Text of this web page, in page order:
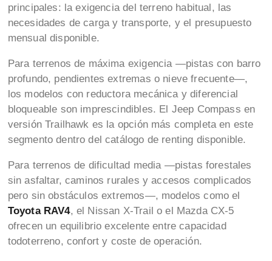
principales: la exigencia del terreno habitual, las
necesidades de carga y transporte, y el presupuesto
mensual disponible.
Para terrenos de máxima exigencia —pistas con barro
profundo, pendientes extremas o nieve frecuente—,
los modelos con reductora mecánica y diferencial
bloqueable son imprescindibles. El Jeep Compass en
versión Trailhawk es la opción más completa en este
segmento dentro del catálogo de renting disponible.
Para terrenos de dificultad media —pistas forestales
sin asfaltar, caminos rurales y accesos complicados
pero sin obstáculos extremos—, modelos como el
Toyota RAV4, el Nissan X-Trail o el Mazda CX-5
ofrecen un equilibrio excelente entre capacidad
todoterreno, confort y coste de operación.